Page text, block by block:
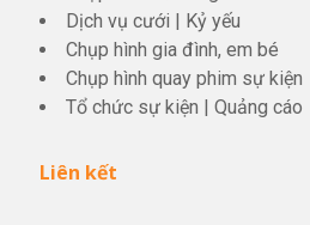
Dịch vụ cưới | Kỷ yếu
Chụp hình gia đình, em bé
Chụp hình quay phim sự kiện
Tổ chức sự kiện | Quảng cáo
Liên kết